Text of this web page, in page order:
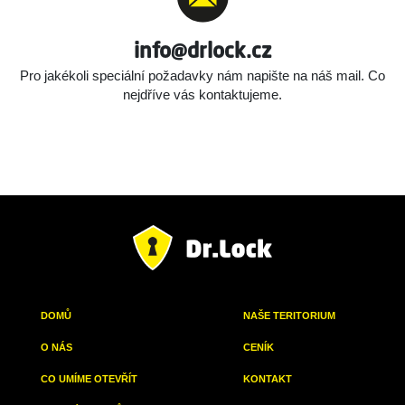
info@drlock.cz
Pro jakékoli speciální požadavky nám napište na náš mail. Co
nejdříve vás kontaktujeme.
DOMŮ
O NÁS
CO UMÍME OTEVŘÍT
NAŠE TERITORIUM
CENÍK
KONTAKT